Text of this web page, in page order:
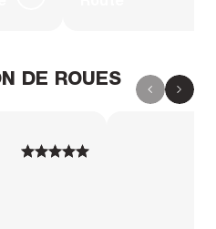
DE ROUES
1 2 3 4 5
1 2 3 4 5